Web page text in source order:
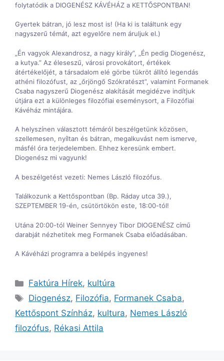
folytatódik a DIOGENÉSZ KÁVÉHÁZ a KETTŐSPONTBAN!
Gyertek bátran, jó lesz most is! (Ha ki is találtunk egy
nagyszerű témát, azt egyelőre nem áruljuk el.)
„Én vagyok Alexandrosz, a nagy király”, „Én pedig Diogenész,
a kutya.” Az éleseszű, városi provokátort, értékek
átértékelőjét, a társadalom elé görbe tükröt állító legendás
athéni filozófust, az „őrjöngő Szókratészt”, valamint Formanek
Csaba nagyszerű Diogenész alakítását megidézve indítjuk
útjára ezt a különleges filozófiai eseménysort, a Filozófiai
Kávéház mintájára.
A helyszínen választott témáról beszélgetünk közösen,
szellemesen, nyíltan és bátran, megalkuvást nem ismerve,
másfél óra terjedelemben. Ehhez keresünk embert.
Diogenész mi vagyunk!
A beszélgetést vezeti: Nemes László filozófus.
Találkozunk a Kettőspontban (Bp. Ráday utca 39.),
SZEPTEMBER 19-én, csütörtökön este, 18:00-tól!
Utána 20:00-tól Weiner Sennyey Tibor DIOGENÉSZ című
darabját nézhetitek meg Formanek Csaba előadásában.
A Kávéházi programra a belépés ingyenes!
Kategória
Faktúra Hírek, kultúra
Címkék
Diogenész, Filozófia, Formanek Csaba,
Kettőspont Színház, kultura, Nemes László
filozófus, Rékasi Attila